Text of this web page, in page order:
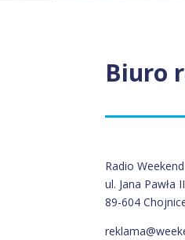
Biuro
Radio
ul. Jana Pawła
89-604